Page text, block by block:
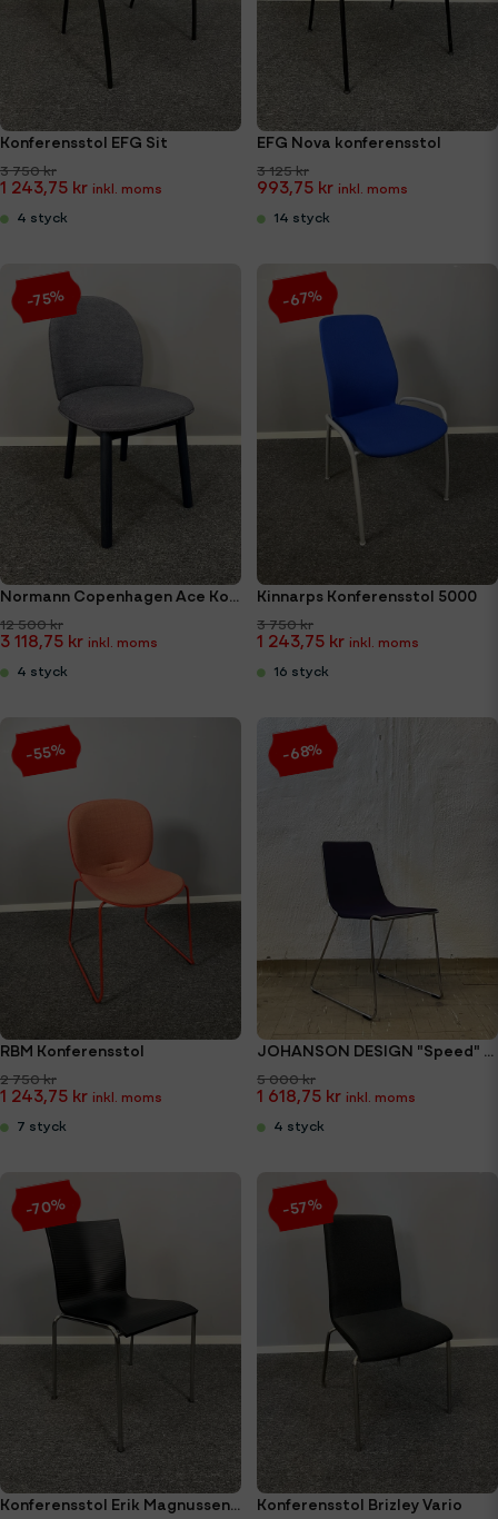
Konferensstol EFG Sit
3 750 kr
1 243,75 kr
4 styck
EFG Nova konferensstol
3 125 kr
993,75 kr
14 styck
Normann Copenhagen Ace Konferensstol
12 500 kr
3 118,75 kr
4 styck
-75%
Kinnarps Konferensstol 5000
3 750 kr
1 243,75 kr
16 styck
-67%
RBM Konferensstol
2 750 kr
1 243,75 kr
7 styck
-55%
JOHANSON DESIGN "Speed" konferensstol
5 000 kr
1 618,75 kr
4 styck
-68%
Konferensstol Erik Magnussen Chairik
-70%
Konferensstol Brizley Vario
-57%